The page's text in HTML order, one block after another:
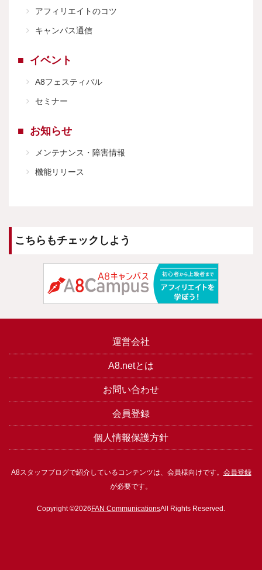
アフィリエイトのコツ
キャンパス通信
イベント
A8フェスティバル
セミナー
お知らせ
メンテナンス・障害情報
機能リリース
こちらもチェックしよう
運営会社
A8.netとは
お問い合わせ
会員登録
個人情報保護方針
A8スタッフブログで紹介しているコンテンツは、会員様向けです。 会員登録
が必要です。
Copyright ©2026 FAN CommunicationsAll Rights Reserved.